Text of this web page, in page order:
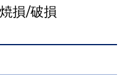
損/破損